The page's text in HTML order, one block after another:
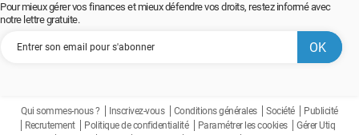
Pour mieux gérer vos finances et mieux défendre vos droits, restez informé avec
notre lettre gratuite.
Qui sommes-nous ? Inscrivez-vous Conditions générales Société
Publicité
Recrutement
Politique de confidentialité Paramétrer les cookies
Gérer Utiq